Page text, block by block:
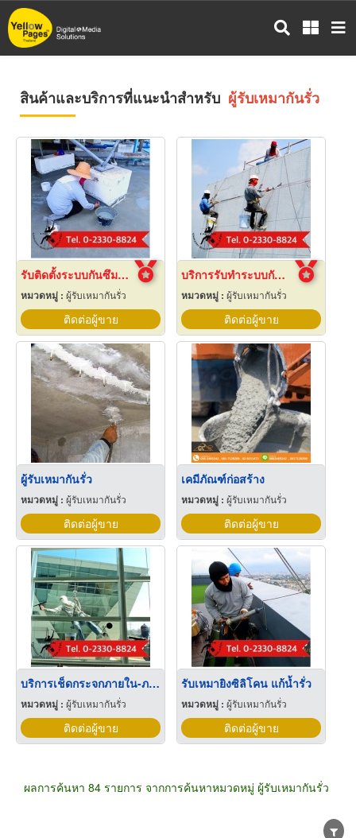
ข้าม
ไป
สินค้าและบริการที่แนะนำสำหรับ ผู้รับเหมากันรั่ว
รับติดตั้งระบบกันซึมดาดฟ้า
หมวดหมู่ : ผู้รับเหมากันรั่ว
ติดต่อผู้ขาย
บริการรับทำระบบกันซึม
หมวดหมู่ :ผู้รับเหมากันรั่ว
ติดต่อผู้ขาย
ผู้รับเหมากันรั่ว
หมวดหมู่ : ผู้รับเหมากันรั่ว
ติดต่อผู้ขาย
เคมีภัณฑ์ก่อสร้าง
หมวดหมู่ :ผู้รับเหมากันรั่ว
ติดต่อผู้ขาย
บริการเช็ดกระจกภายใน-ภายนอกอาคารสูง
หมวดหมู่ : ผู้รับเหมากันรั่ว
ติดต่อผู้ขาย
รับเหมายิงซิลิโคน แก้น้ำรั่ว
หมวดหมู่ :ผู้รับเหมากันรั่ว
ติดต่อผู้ขาย
ผลการค้นหา 84 รายการ จากการค้นหาหมวดหมู่ ผู้รับเหมากันรั่ว